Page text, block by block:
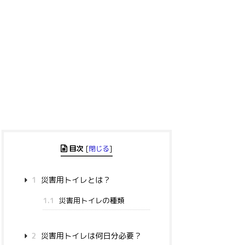
目次 [閉じる]
1 災害用トイレとは？
1.1 災害用トイレの種類
2 災害用トイレは何日分必要？